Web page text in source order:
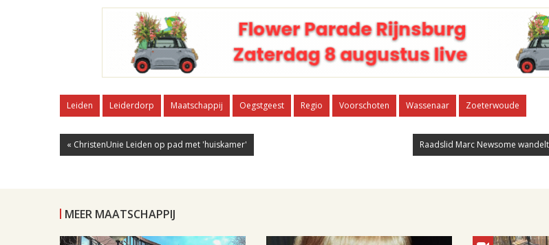
Leiden Leiderdorp Maatschappij Oegstgeest Regio Voorschoten Wassenaar Zoeterwoude
« ChristenUnie Leiden op pad met 'huiskamer' Raadslid Marc Newsome
MEER MAATSCHAPPIJ